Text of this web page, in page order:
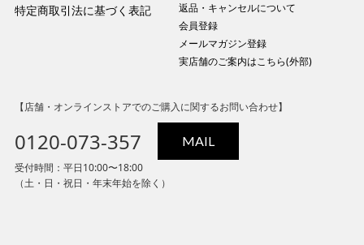
特定商取引法に基づく表記
返品・キャンセルについて
会員登録
メールマガジン登録
実店舗のご案内はこちら(外部)
【店舗・オンラインストアでのご購入に関するお問い合わせ】
0120-073-357 MAIL
受付時間：平日10:00〜18:00
（土・日・祝日・年末年始を除く）